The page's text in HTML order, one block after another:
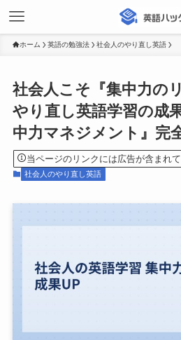
ホーム 英語の勉強法 社会人のやり直し英語
社会人こそ『集中力の
やり直し英語学習の成
中力マネジメント』完
当ページのリンクには広告が含まれて
社会人のやり直し英語